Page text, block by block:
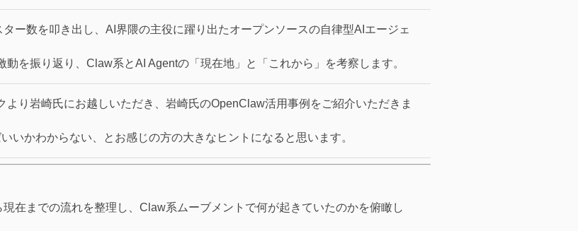
ー数を叩き出し、AI界隈の主役に躍り出たオープンソースの自律型AIエージェ
を振り返り、Claw系とAI Agentの「現在地」と「これから」を考察します。
り岩崎氏にお越しいただき、岩崎氏のOpenClaw活用事例をご紹介いただきま
いかわからない、とお感じの方の大きなヒントになると思います。
現在までの流れを整理し、Claw系ムーブメントで何が起きていたのかを俯瞰し